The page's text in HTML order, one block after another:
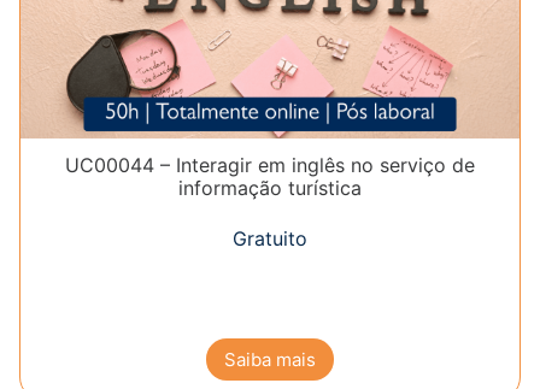
UC00044 – Interagir em inglês no serviço de
informação turística
Gratuito
Saiba mais